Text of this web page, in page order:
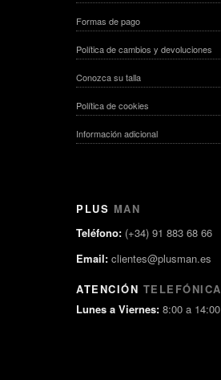
Formas de pago
Política de cambios y devoluciones
Conozca su talla
Política de cookies
Información adicional
PLUS MAN
Teléfono: (+34) 91 883 68 66
Email: clientes@plusman.es
ATENCIÓN TELEFÓNICA
Lunes a Viernes: 8:00 a 14:00